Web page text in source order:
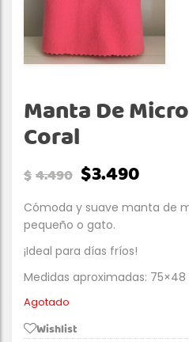
Manta De
Coral
$4.490 $3.490
Cómoda y suave manta de
pequeño o gato.
¡Ideal para días fríos!
Medidas aproximadas:
Agotado
Wishlist